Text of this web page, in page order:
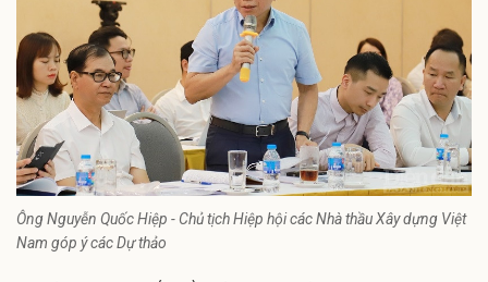
Ông Nguyễn Quốc Hiệp - Chủ tịch Hiệp hội các Nhà thầu Xây dựng Việt
Nam góp ý các Dự thảo